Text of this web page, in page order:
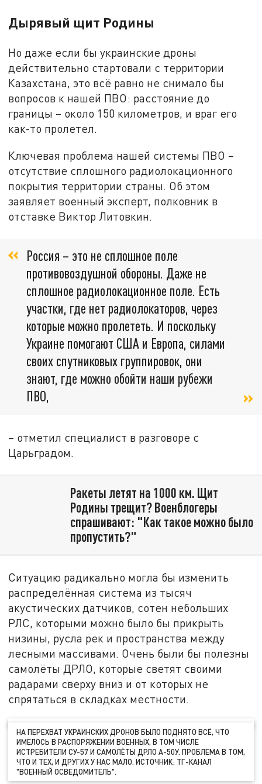
Дырявый щит Родины
Но даже если бы украинские дроны
действительно стартовали с территории
Казахстана, это всё равно не снимало бы
вопросов к нашей ПВО: расстояние до
границы – около 150 километров, и враг его
как-то пролетел.
Ключевая проблема нашей системы ПВО –
отсутствие сплошного радиолокационного
покрытия территории страны. Об этом
заявляет военный эксперт, полковник в
отставке Виктор Литовкин.
Россия – это не сплошное поле
противовоздушной обороны. Даже не
сплошное радиолокационное поле. Есть
участки, где нет радиолокаторов, через
которые можно пролететь. И поскольку
Украине помогают США и Европа, силами
своих спутниковых группировок, они
знают, где можно обойти наши рубежи
ПВО,
– отметил специалист в разговоре с
Царьградом.
Ракеты летят на 1000 км. Щит
Родины трещит? Военблогеры
спрашивают: "Как такое можно было
пропустить?"
Ситуацию радикально могла бы изменить
распределённая система из тысяч
акустических датчиков, сотен небольших
РЛС, которыми можно было бы прикрыть
низины, русла рек и пространства между
лесными массивами. Очень были бы полезны
самолёты ДРЛО, которые светят своими
радарами сверху вниз и от которых не
спрятаться в складках местности.
НА ПЕРЕХВАТ УКРАИНСКИХ ДРОНОВ БЫЛО ПОДНЯТО ВСЁ, ЧТО
ИМЕЛОСЬ В РАСПОРЯЖЕНИИ ВОЕННЫХ, В ТОМ ЧИСЛЕ
ИСТРЕБИТЕЛИ СУ-57 И САМОЛЁТЫ ДРЛО А-50У. ПРОБЛЕМА В ТОМ,
ЧТО И ТЕХ, И ДРУГИХ У НАС МАЛО. ИСТОЧНИК: ТГ-КАНАЛ
"ВОЕННЫЙ ОСВЕДОМИТЕЛЬ".